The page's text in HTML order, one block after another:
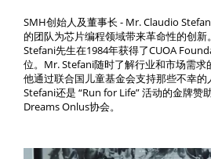
SMH创始人及董事长 - Mr. Claudio
的团队为芯片编程领域带来革命性的创
Stefani先生在1984年获得了CUOA
位。Mr. Stefani随时了解行业和市场需求
他通过联合国儿童基金会支持那些不幸
Stefani还是 “Run for Life” 活动的金牌赞
Dreams Onlus协会。